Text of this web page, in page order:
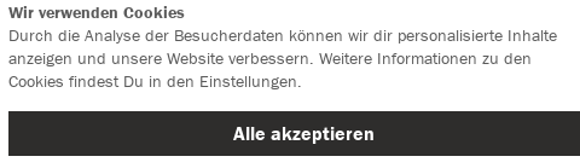
JAKO
Wir verwenden Cookies
Durch die Analyse der Besucherdaten können wir dir personalisierte Inhalte
anzeigen und unsere Website verbessern. Weitere Informationen zu den
Cookies findest Du in den Einstellungen.
Alle akzeptieren